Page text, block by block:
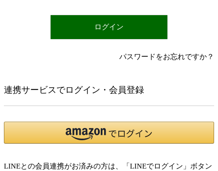
)
ログイン
パスワードをお忘れですか？
連携サービスでログイン・会員登録
LINEとの会員連携がお済みの方は、「LINEでログイン」ボタン